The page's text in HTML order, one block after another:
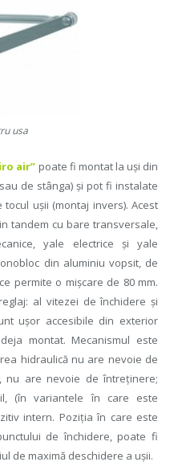
usa
air” poate fi montat la uşi din
de stânga) şi pot fi instalate
uşii (montaj invers). Acest
tandem cu bare transversale,
yale electrice şi yale
din aluminiu vopsit, de
permite o mişcare de 80 mm.
al vitezei de închidere şi
uşor accesibile din exterior
montat. Mecanismul este
hidraulică nu are nevoie de
nu are nevoie de întreţinere;
(în variantele în care este
intern. Poziţia în care este
de închidere, poate fi
de maximă deschidere a uşii.